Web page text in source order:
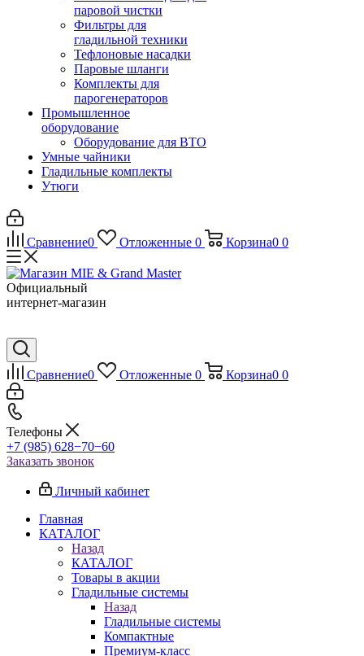
паровой чистки
Фильтры для
гладильной техники
Тефлоновые насадки
Паровые шланги
Комплекты для
парогенераторов
Промышленное
оборудование
Оборудование для ВТО
Умные чайники
Гладильные комплекты
Утюги
Сравнение0 Отложенные 0 Корзина0 0
Официальный
интернет-магазин
Сравнение0 Отложенные 0 Корзина0 0
Телефоны
+7 (985) 628−70−60
Заказать звонок
Личный кабинет
Главная
КАТАЛОГ
Назад
КАТАЛОГ
Товары в акции
Гладильные системы
Назад
Гладильные системы
Компактные
Премиум-класс